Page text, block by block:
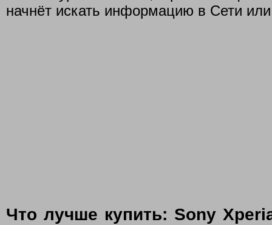
начнёт искать информацию в Сети
Что лучше купить: Sony